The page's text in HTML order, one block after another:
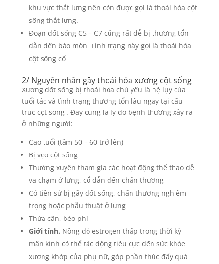
khu vực thắt lưng nên còn được gọi là thoái hóa cột
sống thắt lưng.
Đoạn đốt sống C5 – C7 cũng rất dễ bị thương tổn
dẫn đến bào mòn. Tình trạng này gọi là thoái hóa
cột sống cổ
2/ Nguyên nhân gây thoái hóa xương cột sống
Xương đốt sống bị thoái hóa chủ yếu là hệ lụy của
tuổi tác và tình trạng thương tổn lâu ngày tại cấu
trúc cột sống . Đây cũng là lý do bệnh thường xảy ra
ở những người:
Cao tuổi (tầm 50 – 60 trở lên)
Bị vẹo cột sống
Thường xuyên tham gia các hoạt động thể thao dễ
va chạm ở lưng, cổ dẫn đến chấn thương
Có tiền sử bị gãy đốt sống, chấn thương nghiêm
trọng hoặc phẫu thuật ở lưng
Thừa cân, béo phì
Giới tính. Nồng độ estrogen thấp trong thời kỳ
mãn kinh có thể tác động tiêu cực đến sức khỏe
xương khớp của phụ nữ, góp phần thúc đẩy quá